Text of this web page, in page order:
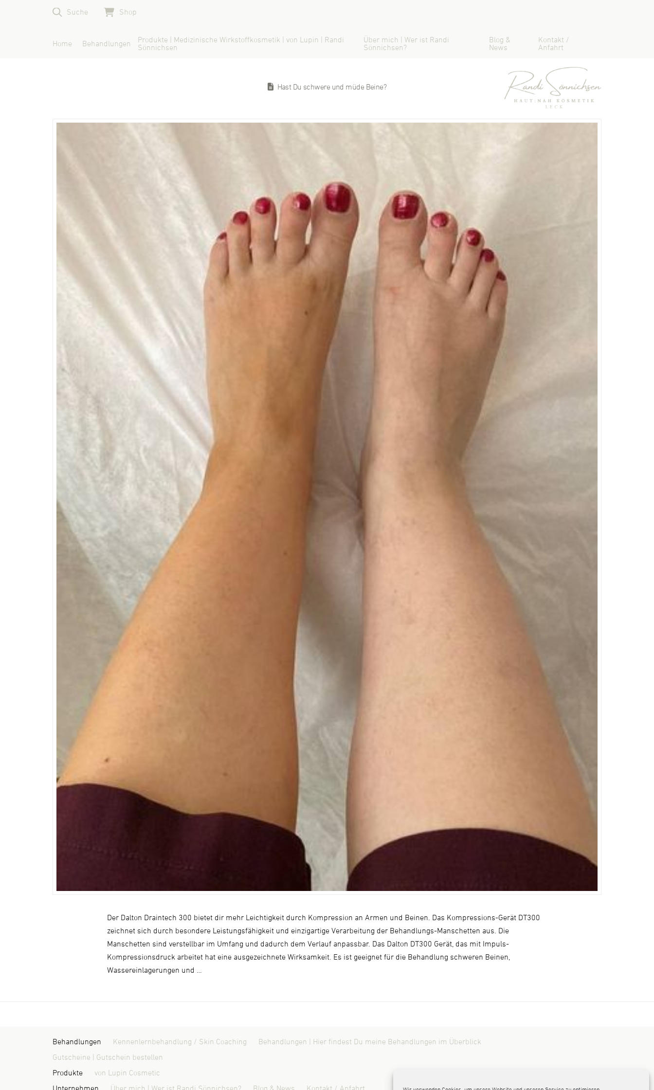
Suche Shop
Home Behandlungen
Produkte | Medizinische Wirkstoffkosmetik | von Lupin | Randi
Sönnichsen
Über mich | Wer ist Randi
Sönnichsen?
Blog &
News
Kontakt /
Anfahrt
Hast Du schwere und müde Beine?
Der Dalton Draintech 300 bietet dir mehr Leichtigkeit durch Kompression an Armen und Beinen. Das Kompressions-Gerät DT300
zeichnet sich durch besondere Leistungsfähigkeit und einzigartige Verarbeitung der Behandlungs-Manschetten aus. Die
Manschetten sind verstellbar im Umfang und dadurch dem Verlauf anpassbar. Das Dalton DT300 Gerät, das mit Impuls-
Kompressionsdruck arbeitet hat eine ausgezeichnete Wirksamkeit. Es ist geeignet für die Behandlung schweren Beinen,
Wassereinlagerungen und …
Behandlungen Kennenlernbehandlung / Skin Coaching
Behandlungen | Hier findest Du meine Behandlungen im Überblick
Gutscheine | Gutschein bestellen
Produkte
von Lupin Cosmetic